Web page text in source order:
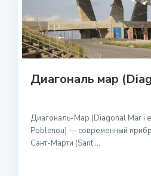
Диагональ мар
Диагональ-Мар (Diagonal Mar i
Poblenou) — современный
Сант-Марти (Sant ...